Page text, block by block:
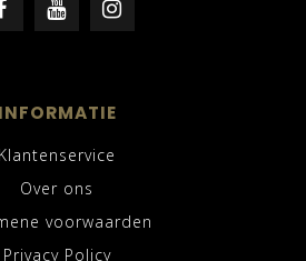
INFORMATIE
Klantenservice
Over ons
voorwaarden
Privacy Policy